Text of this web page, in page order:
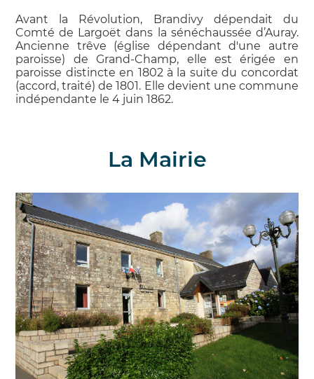
Avant la Révolution, Brandivy dépendait du
Comté de Largoët dans la sénéchaussée d’Auray.
Ancienne trêve (église dépendant d'une autre
paroisse) de Grand-Champ, elle est érigée en
paroisse distincte en 1802 à la suite du concordat
(accord, traité) de 1801. Elle devient une commune
indépendante le 4 juin 1862.
La Mairie